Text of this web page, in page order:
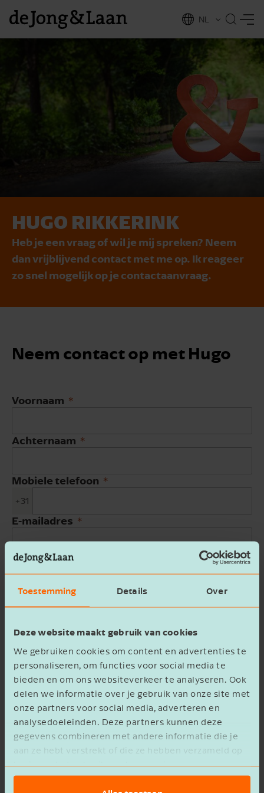
Toestemming Details Over
Deze website maakt gebruik van cookies
We gebruiken cookies om content en advertenties te
personaliseren, om functies voor social media te
bieden en om ons websiteverkeer te analyseren. Ook
delen we informatie over je gebruik van onze site met
onze partners voor social media, adverteren en
analysedoeleinden. Deze partners kunnen deze
gegevens combineren met andere informatie die je
aan ze hebt verstrekt of die ze hebben verzameld op
basis van het gebruik van hun services.
EN
NL
HUGO RIKKERINK
Heb je een vraag of wil je mij spreken? Neem
dan vrijblijvend contact met me op. Ik reageer
zo snel mogelijk op je contactaanvraag.
Neem contact op met Hugo
Voornaam
Achternaam
Mobiele telefoon
+31
E-mailadres
Bedrijfsnaam
Ik ga akkoord met hetprivacy statement
Verzenden